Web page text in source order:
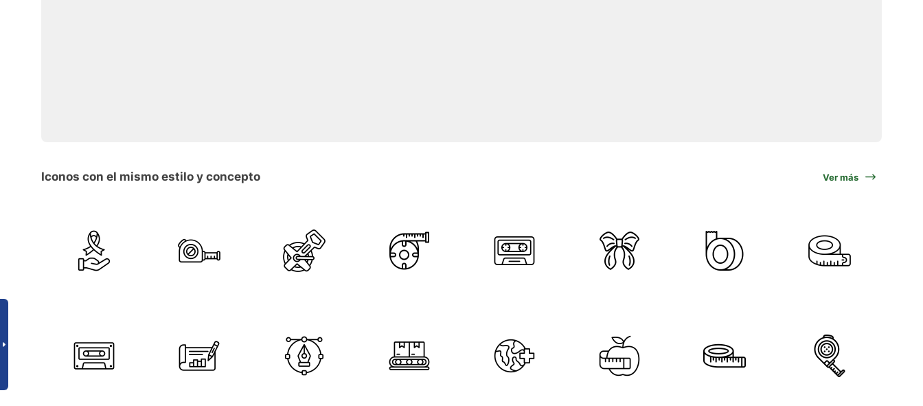
Iconos con el mismo estilo y concepto Ver más